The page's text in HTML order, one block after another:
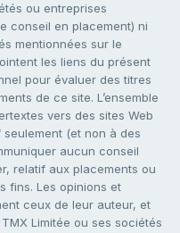
ou entreprises
conseil en placement) ni
mentionnées sur le
les liens du présent
pour évaluer des titres
de ce site. L’ensemble
vers des sites Web
(et non à des
aucun conseil
relatif aux placements ou
fins. Les opinions et
ceux de leur auteur, et
Limitée ou ses sociétés